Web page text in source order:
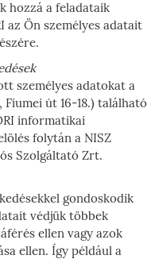
hozzá a feladataik
az Ön személyes adatait
személyes adatokat a
Fiumei út 16-18.) található
informatikai
folytán a NISZ
Szolgáltató Zrt.
gondoskodik
védjük többek
ellen vagy azok
ellen. Így például a